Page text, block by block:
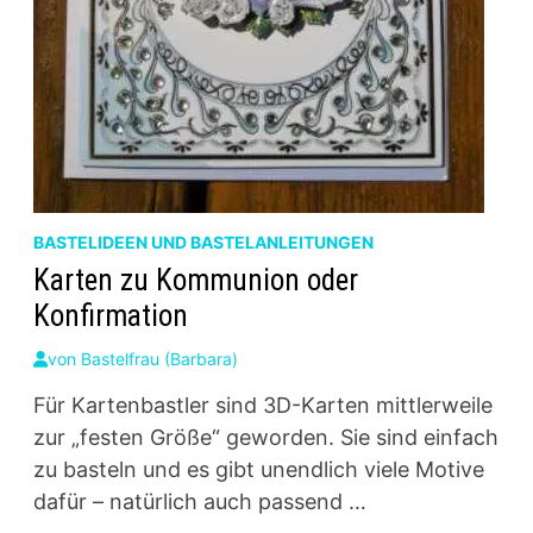
BASTELIDEEN UND BASTELANLEITUNGEN
Karten zu Kommunion oder
Konfirmation
von Bastelfrau (Barbara)
Für Kartenbastler sind 3D-Karten mittlerweile
zur „festen Größe“ geworden. Sie sind einfach
zu basteln und es gibt unendlich viele Motive
dafür – natürlich auch passend …